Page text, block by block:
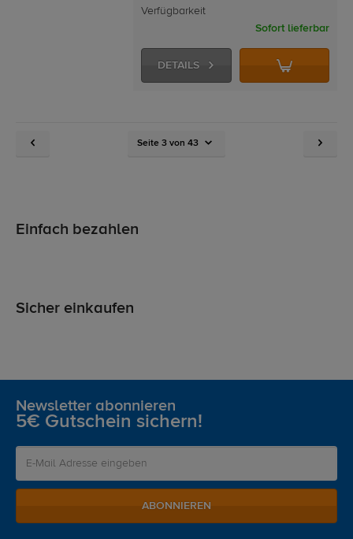
Verfügbarkeit
Sofort lieferbar
DETAILS
Seite 3 von 43
Einfach bezahlen
Sicher einkaufen
Newsletter abonnieren
5€ Gutschein sichern!
ABONNIEREN